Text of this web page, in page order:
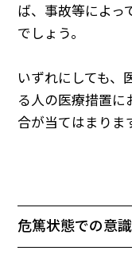
ば、事故等によっ
でしょう。
いずれにしても、
る人の医療措置に
合が当てはまりま
危篤状態での意